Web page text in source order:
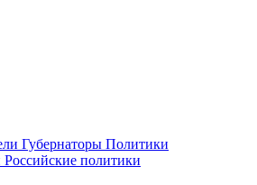
Губернаторы Политики
Российские политики